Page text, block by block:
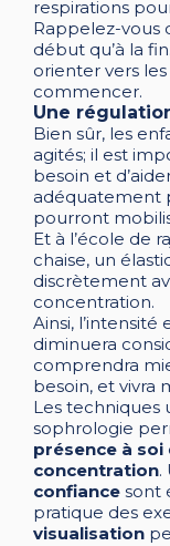
respirations
Rappelez-vous
début qu’à la
orienter vers
commencer.
Une
Bien sûr, les
agités; il est
besoin et
adéquatement
pourront
Et à l’école de
chaise, un
discrètement
concentration.
Ainsi,
diminuera
comprendra
besoin, et vivra
Les techniques
sophrologie
présence à soi
concentration.
confiance sont
pratique des
visualisation